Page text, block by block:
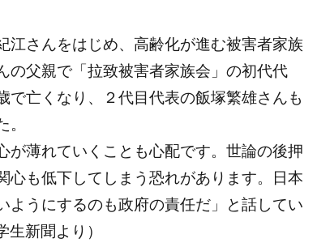
さんをはじめ、高齢化が進む被害者家族
の父親で「拉致被害者家族会」の初代代
亡くなり、２代目代表の飯塚繁雄さんも
薄れていくことも心配です。世論の後押
心も低下してしまう恐れがあります。日本
ようにするのも政府の責任だ」と話してい
新聞より）